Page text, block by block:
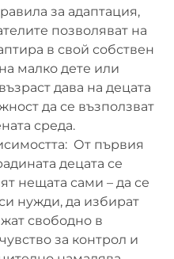
за адаптация,
позволяват на
в свой собствен
малко дете или
дава на децата
да се възползват
среда.
От първия
децата се
нещата сами – да се
нужди, да избират
свободно в
за контрол и